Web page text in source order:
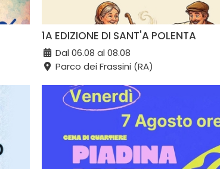
1A EDIZIONE DI SANT'A POLENTA
Dal 06.08 al 08.08
Parco dei Frassini (RA)